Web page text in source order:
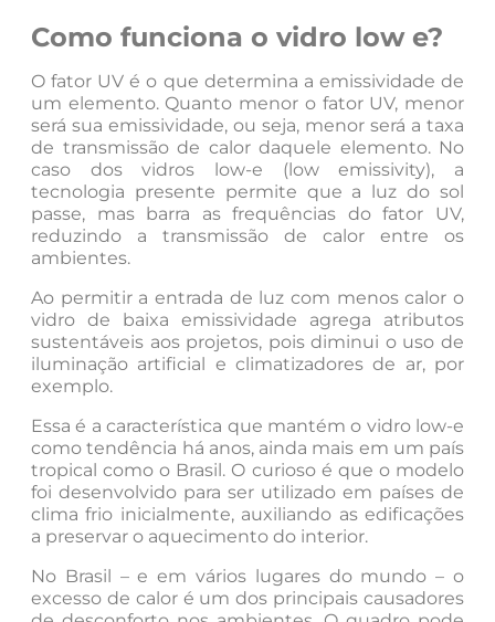
Como funciona o vidro low e?
O fator UV é o que determina a emissividade de
um elemento. Quanto menor o fator UV, menor
será sua emissividade, ou seja, menor será a taxa
de transmissão de calor daquele elemento. No
caso dos vidros low-e (low emissivity), a
tecnologia presente permite que a luz do sol
passe, mas barra as frequências do fator UV,
reduzindo a transmissão de calor entre os
ambientes.
Ao permitir a entrada de luz com menos calor o
vidro de baixa emissividade agrega atributos
sustentáveis aos projetos, pois diminui o uso de
iluminação artificial e climatizadores de ar, por
exemplo.
Essa é a característica que mantém o vidro low-e
como tendência há anos, ainda mais em um país
tropical como o Brasil. O curioso é que o modelo
foi desenvolvido para ser utilizado em países de
clima frio inicialmente, auxiliando as edificações
a preservar o aquecimento do interior.
No Brasil – e em vários lugares do mundo – o
excesso de calor é um dos principais causadores